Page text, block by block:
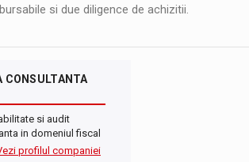
si due diligence de achizitii.
CONSULTANTA
si audit
in domeniul fiscal
profilul companiei